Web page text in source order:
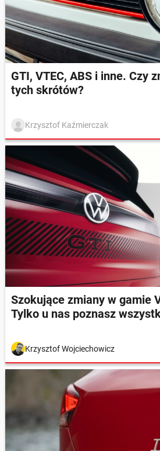
GTI, VTEC, ABS i inne. Czy
tych skrótów?
Krzysztof Kaźmierczak
Szokujące zmiany w gamie
Tylko u nas poznasz
Krzysztof Wojciechowicz